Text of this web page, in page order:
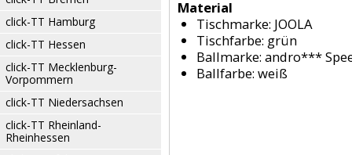
click-TT Hamburg
click-TT Hessen
click-TT Mecklenburg-
Vorpommern
click-TT Niedersachsen
click-TT Rheinland-
Rheinhessen
Material
Tischmarke: JOOLA
Tischfarbe: grün
Ballmarke: andro***
Ballfarbe: weiß